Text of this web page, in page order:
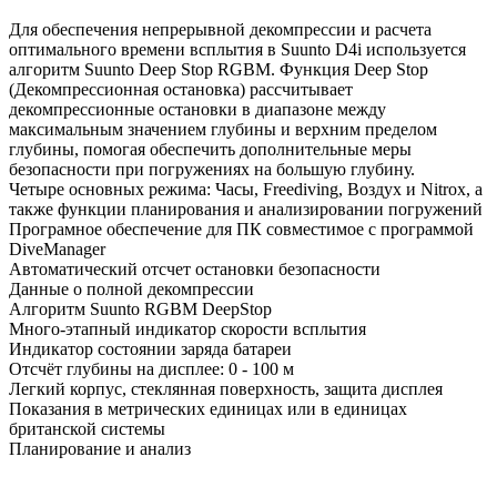
Для обеспечения непрерывной декомпрессии и расчета
оптимального времени всплытия в Suunto D4i используется
алгоритм Suunto Deep Stop RGBM. Функция Deep Stop
(Декомпрессионная остановка) рассчитывает
декомпрессионные остановки в диапазоне между
максимальным значением глубины и верхним пределом
глубины, помогая обеспечить дополнительные меры
безопасности при погружениях на большую глубину.
Четыре основных режима: Часы, Freediving, Воздух и Nitrox, а
также функции планирования и анализировании погружений
Програмное обеспечение для ПК совместимое с программой
DiveManager
Автоматический отсчет остановки безопасности
Данные о полной декомпрессии
Алгоритм Suunto RGBM DeepStop
Много-этапный индикатор скорости всплытия
Индикатор состоянии заряда батареи
Отсчёт глубины на дисплее: 0 - 100 м
Легкий корпус, стеклянная поверхность, защита дисплея
Показания в метрических единицах или в единицах
британской системы
Планирование и анализ